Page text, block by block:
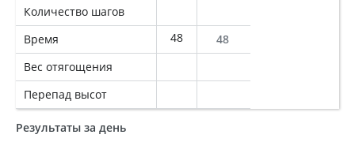
Количество шагов
Время
48
48
Вес отягощения
Перепад высот
Результаты за день